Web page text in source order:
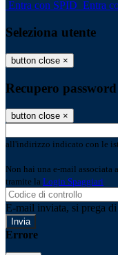
Entra con SPID Entra
Seleziona utente
button close ×
Recupero password
button close ×
all'indirizzo indicato con le
Non hai una e-mail associata
tramite la Login Spaggiari
E-mail inviata, si prega
Errore